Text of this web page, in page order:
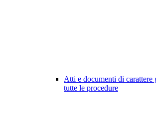
Atti e documenti di carattere
tutte le procedure